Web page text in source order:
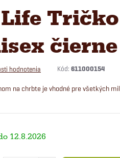
hodnotenia Kód: 611000154
na chrbte je vhodné pre všetkých
12.8.2026